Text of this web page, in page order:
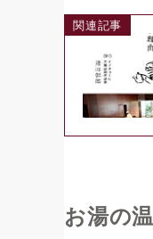
関連記事
お湯の